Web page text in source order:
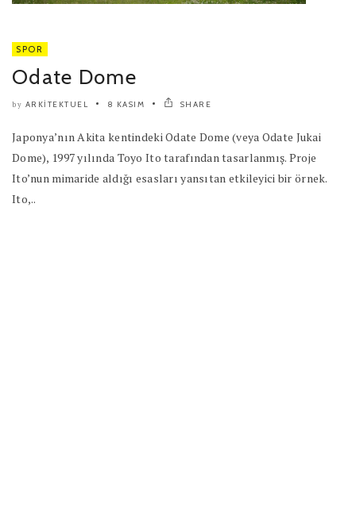
SPOR
Odate Dome
by ARKITEKTUEL 8 KASIM SHARE
Japonya’nın Akita kentindeki Odate Dome (veya Odate Jukai
Dome), 1997 yılında Toyo Ito tarafından tasarlanmış. Proje
Ito’nun mimaride aldığı esasları yansıtan etkileyici bir örnek.
Ito,..